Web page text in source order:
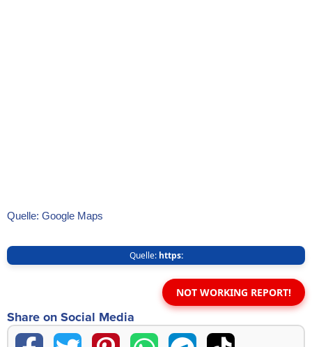
Quelle: Google Maps
Quelle: https:
NOT WORKING REPORT!
Share on Social Media